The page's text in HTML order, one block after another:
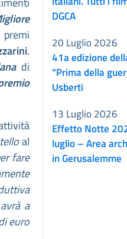
.
di
al
fare
a
euro
DGCA
41a edizione
“Prima della
Usberti
20 Luglio 2026
Effetto Notte
luglio – Area
in Gerusalemme
13 Luglio 2026